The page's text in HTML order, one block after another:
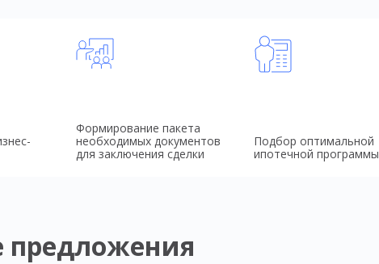
Формирование пакета
необходимых документов
для заключения сделки
Подбор оптимальной
ипотечной программы
предложения